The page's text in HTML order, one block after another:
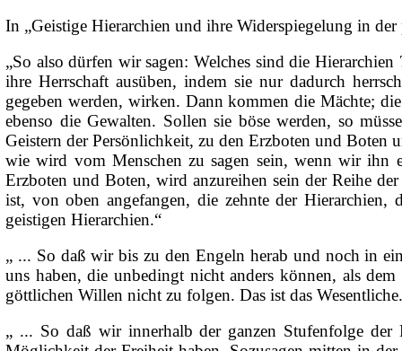
In „Geistige Hierarchien und ihre Widerspiegelung in
„So also dürfen wir sagen: Welches sind die
ihre Herrschaft ausüben, indem sie nur dadurch
gegeben werden, wirken. Dann kommen die Mächte;
ebenso die Gewalten. Sollen sie böse werden, so
Geistern der Persönlichkeit, zu den Erzboten und Boten
wie wird vom Menschen zu sagen sein, wenn wir ihn
Erzboten und Boten, wird anzureihen sein der Reihe
ist, von oben angefangen, die zehnte der
geistigen Hierarchien.“
„ ... So daß wir bis zu den Engeln herab und noch in
uns haben, die unbedingt nicht anders können, als
göttlichen Willen nicht zu folgen. Das ist das
„ ... So daß wir innerhalb der ganzen Stufenfolge